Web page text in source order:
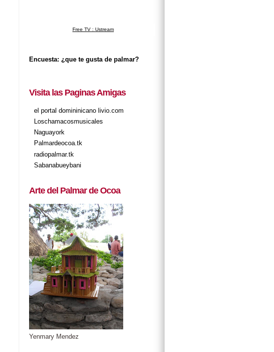
Free TV : Ustream
Encuesta: ¿que te gusta de palmar?
Visita las Paginas Amigas
el portal domininicano livio.com
Loschamacosmusicales
Naguayork
Palmardeocoa.tk
radiopalmar.tk
Sabanabueybani
Arte del Palmar de Ocoa
Yenmary Mendez